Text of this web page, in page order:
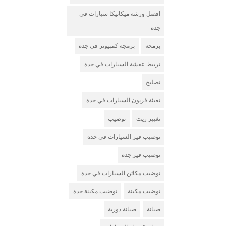
افضل ورشة ميكانيكا سيارات في
جدة
برمجة برمجة كمبيوتر في جدة
تربيط عفشة السيارات في جدة
تصليح
تعبئة فريون السيارات في جدة
تغيير زيت توضيب
توضيب قير السيارات في جدة
توضيب قير جدة
توضيب مكائن السيارات في جدة
توضيب مكينة توضيب مكينة جدة
صيانة صيانة دورية